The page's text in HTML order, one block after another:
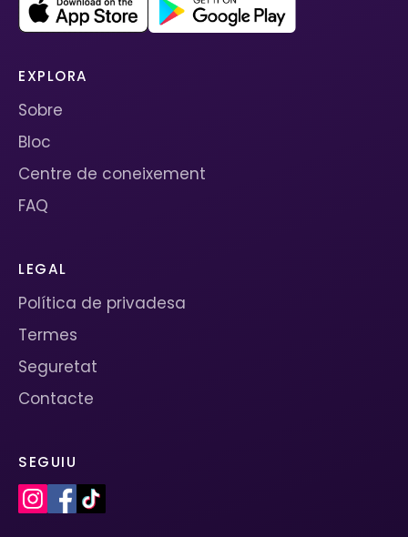
EXPLORA
Sobre
Bloc
Centre de coneixement
FAQ
LEGAL
Política de privadesa
Termes
Seguretat
Contacte
SEGUIU